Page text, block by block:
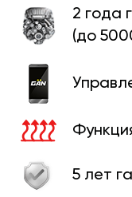
2 года
(до
5 лет